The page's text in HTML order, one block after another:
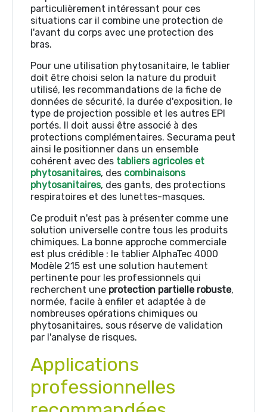
particulièrement intéressant pour ces
situations car il combine une protection de
l'avant du corps avec une protection des
bras.
Pour une utilisation phytosanitaire, le tablier
doit être choisi selon la nature du produit
utilisé, les recommandations de la fiche de
données de sécurité, la durée d'exposition, le
type de projection possible et les autres EPI
portés. Il doit aussi être associé à des
protections complémentaires. Securama peut
ainsi le positionner dans un ensemble
cohérent avec des tabliers agricoles et
phytosanitaires, des combinaisons
phytosanitaires, des gants, des protections
respiratoires et des lunettes-masques.
Ce produit n'est pas à présenter comme une
solution universelle contre tous les produits
chimiques. La bonne approche commerciale
est plus crédible : le tablier AlphaTec 4000
Modèle 215 est une solution hautement
pertinente pour les professionnels qui
recherchent une protection partielle robuste,
normée, facile à enfiler et adaptée à de
nombreuses opérations chimiques ou
phytosanitaires, sous réserve de validation
par l'analyse de risques.
Applications
professionnelles